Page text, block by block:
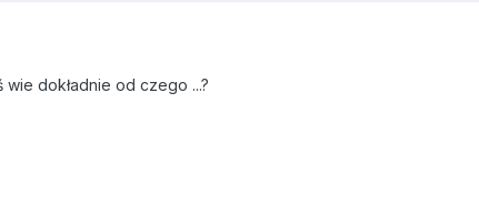
wie dokładnie od czego ...?